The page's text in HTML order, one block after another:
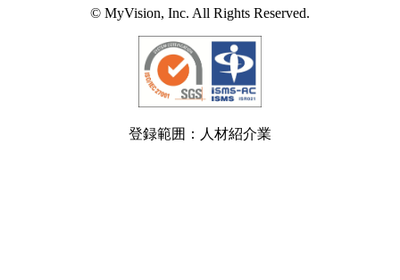
© MyVision, Inc. All Rights Reserved.
登録範囲：人材紹介業